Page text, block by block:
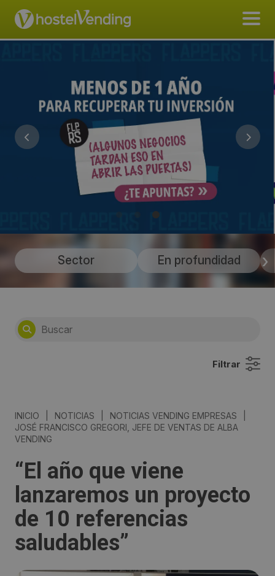
Sector En profundidad
Filtrar
INICIO NOTICIAS NOTICIAS VENDING EMPRESAS
JOSÉ FRANCISCO GREGORI, JEFE DE VENTAS DE ALBA
VENDING
“El año que viene
lanzaremos un proyecto
de 10 referencias
saludables”